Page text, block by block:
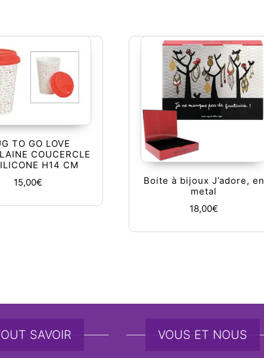
TO GO LOVE
COUCERCLE
H14 CM
15,00€
Boite à bijoux J’adore, en
metal
18,00€
SAVOIR VOUS ET NOUS